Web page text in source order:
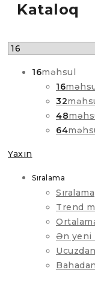
Kataloq
Sıralama
Sıralama
Trend
Ən yeni
16məhsul
16
32
48
64
Yaxın